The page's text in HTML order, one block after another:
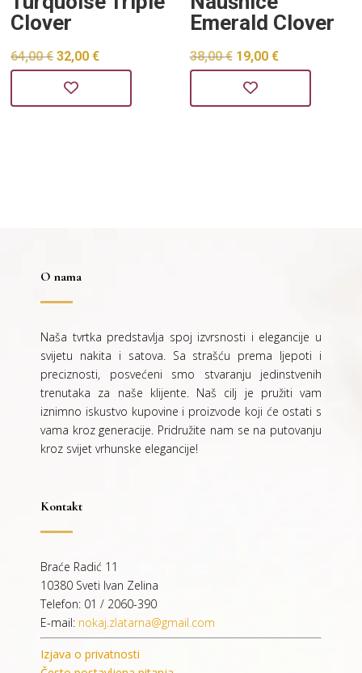
Clover
64,00€ Izvorna
cijena
bila
32,00€
je:
Emerald Clover
38,00€ Izvorna
cijena
bila
19,00 €
je:
O nama
Naša tvrtka predstavlja spoj izvrsnosti i elegancije u
svijetu nakita i satova. Sa strašću prema ljepoti i
preciznosti, posvećeni smo stvaranju jedinstvenih
trenutaka za naše klijente. Naš cilj je pružiti vam
iznimno iskustvo kupovine i proizvode koji će ostati s
vama kroz generacije. Pridružite nam se na putovanju
kroz svijet vrhunske elegancije!
Kontakt
Braće Radić 11
10380 Sveti Ivan Zelina
Telefon: 01 / 2060-390
E-mail: nokaj.zlatarna@gmail.com
Izjava o privatnosti